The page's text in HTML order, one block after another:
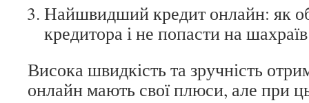
Найшвидший кредит онлайн: як
кредитора і не попасти на шахраїв
Висока швидкість та зручність
онлайн мають свої плюси, але при